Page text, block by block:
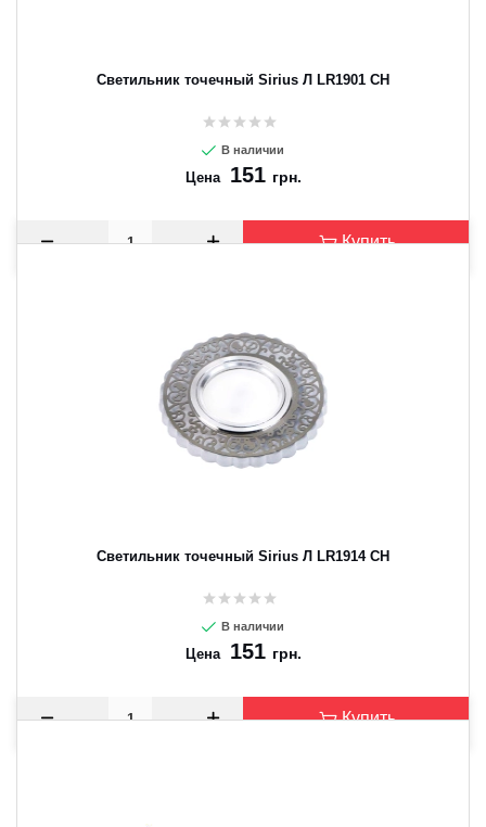
Светильник точечный Sirius Л LR1901 CH
В наличии
Цена 151 грн.
Купить
Светильник точечный Sirius Л LR1914 CH
В наличии
Цена 151 грн.
Купить